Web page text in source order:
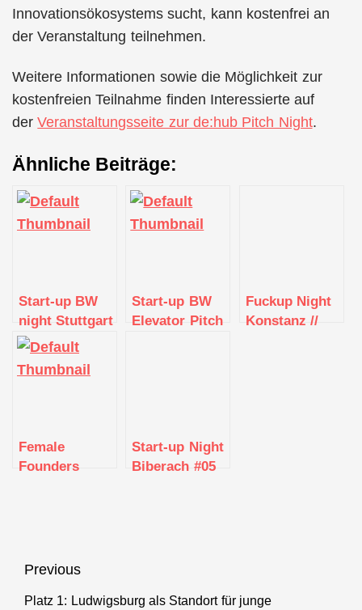
Innovationsökosystems sucht, kann kostenfrei an
der Veranstaltung teilnehmen.
Weitere Informationen sowie die Möglichkeit zur
kostenfreien Teilnahme finden Interessierte auf
derVeranstaltungsseite zur de:hub Pitch Night.
Ähnliche Beiträge:
Start-up BW
night Stuttgart
Start-up BW
Elevator Pitch
Fuckup Night
Konstanz //
Female
Founders
Start-up Night
Biberach #05
Beitragsnavigation
Previous
Previous
Platz 1: Ludwigsburg als Standort für junge